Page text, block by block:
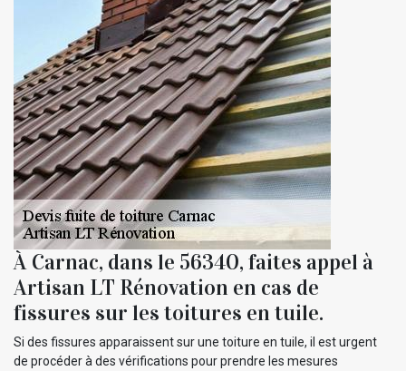
À Carnac, dans le 56340, faites appel à
Artisan LT Rénovation en cas de
fissures sur les toitures en tuile.
Si des fissures apparaissent sur une toiture en tuile, il est urgent
de procéder à des vérifications pour prendre les mesures